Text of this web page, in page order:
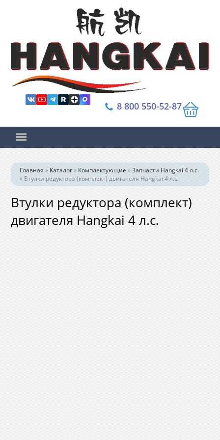
8 800 550-52-87
Главная » Каталог» Комплектующие»Запчасти Hangkai 4 л.с.
» Втулки редуктора (комплект) двигателя Hangkai 4 л.с.
Втулки редуктора (комплект)
двигателя Hangkai 4 л.с.